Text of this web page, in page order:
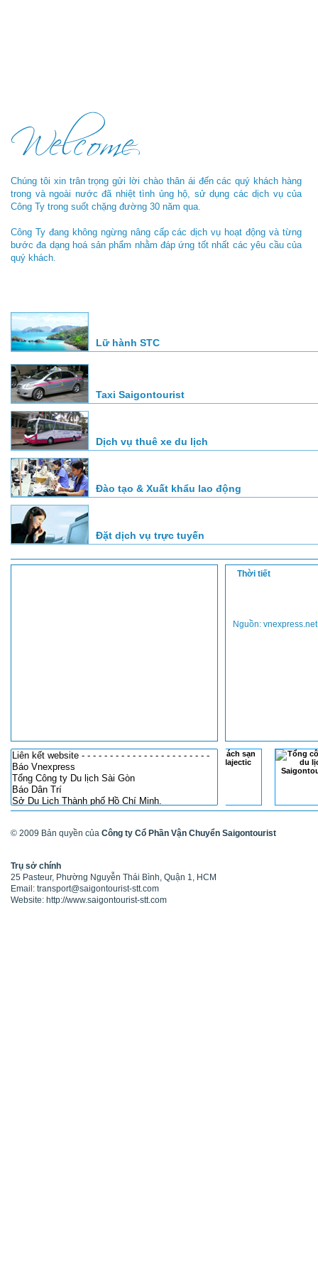
Chúng tôi xin trân trọng gửi lời chào thân ái đến các quý khách hàng
trong và ngoài nước đã nhiệt tình ủng hộ, sử dụng các dịch vụ của
Công Ty trong suốt chặng đường 30 năm qua.
Công Ty đang không ngừng nâng cấp các dịch vụ hoạt động và từng
bước đa dạng hoá sản phẩm nhằm đáp ứng tốt nhất các yêu cầu của
quý khách.
Lữ hành STC
Taxi Saigontourist
Dịch vụ thuê xe du lịch
Đào tạo & Xuất khẩu lao động
Đặt dịch vụ trực tuyến
Thời tiết
Nguồn: vnexpress.net
© 2009 Bản quyền của Công ty Cổ Phần Vận Chuyển Saigontourist
Trụ sở chính
25 Pasteur, Phường Nguyễn Thái Bình, Quận 1, HCM
Email: transport@saigontourist-stt.com
Website: http://www.saigontourist-stt.com